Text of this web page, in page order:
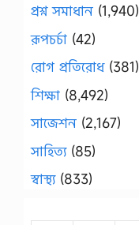
প্রশ্ন সমাধান (1,940)
রূপচর্চা (42)
রোগ প্রতিরোধ(381)
শিক্ষা (8,492)
সাজেশন (2,167)
সাহিত্য(85)
স্বাস্থ্য(833)